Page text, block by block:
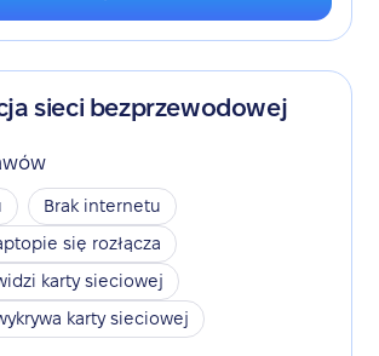
sieci bezprzewodowej
Brak internetu
się rozłącza
karty sieciowej
karty sieciowej